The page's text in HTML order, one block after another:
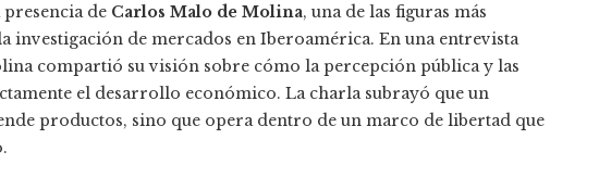
de Carlos Malo de Molina, una de las figuras más
investigación de mercados en Iberoamérica. En una entrevista
compartió su visión sobre cómo la percepción pública y las
el desarrollo económico. La charla subrayó que un
productos, sino que opera dentro de un marco de libertad que